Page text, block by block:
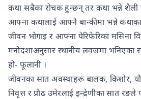
कथा सबैका रोचक हुन्छन् तर कथा भन्ने
आफ्ना कथालाई आफ्नै बान्कीमा भन्ने
जीवन भोगाइ र आफ्ना पेरिफेरिका मसिना
मनोदशाअनुसार स्थानीय लवजमा भनिएका
हो- फूलानी ।
जीवनका सात अवस्थाहरू बालक, किशोर,
निवृत्त र प्रौढ उमेरलाई इन्द्रेणीका सात